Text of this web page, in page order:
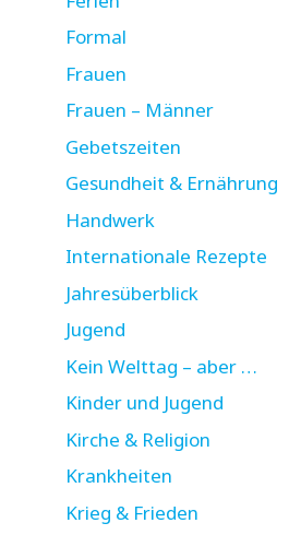
Formal
Frauen
Frauen – Männer
Gebetszeiten
Gesundheit & Ernährung
Handwerk
Internationale Rezepte
Jahresüberblick
Jugend
Kein Welttag – aber …
Kinder und Jugend
Kirche & Religion
Krankheiten
Krieg & Frieden